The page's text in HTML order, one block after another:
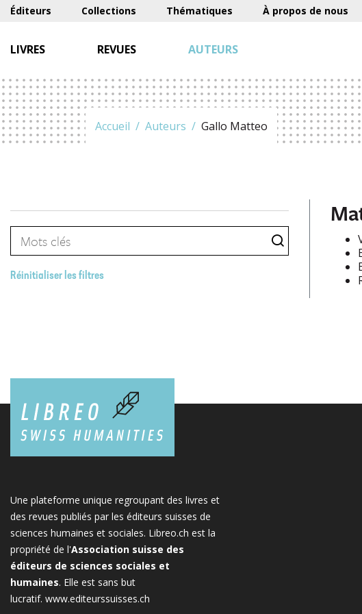
Éditeurs Collections Thématiques À propos de nous
LIVRES REVUES AUTEURS
Accueil Auteurs Gallo Matteo
Réinitialiser les filtres
Une plateforme unique regroupant des livres et
des revues publiés par les éditeurs suisses de
sciences humaines et sociales. Libreo.ch est la
propriété de l'Association suisse des
éditeurs de sciences sociales et
humaines. Elle est sans but
lucratif. www.editeurssuisses.ch